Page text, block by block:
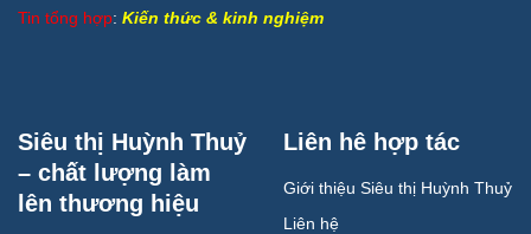
Tin tổng hợp: Kiến thức & kinh nghiệm
Siêu thị Huỳnh Thuỷ
– chất lượng làm
lên thương hiệu
Liên hê hợp tác
Giới thiệu Siêu thị Huỳnh Thuỷ
Liên hệ